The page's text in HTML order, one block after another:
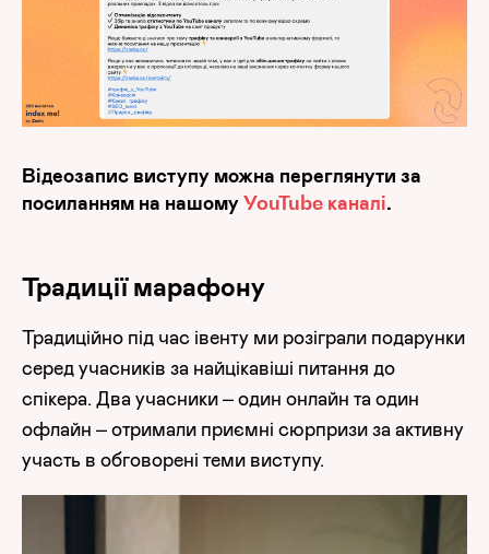
Відеозапис виступу можна переглянути за
посиланням на нашомуYouTube каналі.
Традиції марафону
Традиційно під час івенту ми розіграли подарунки
серед учасників за найцікавіші питання до
спікера. Два учасники – один онлайн та один
офлайн – отримали приємні сюрпризи за активну
участь в обговорені теми виступу.